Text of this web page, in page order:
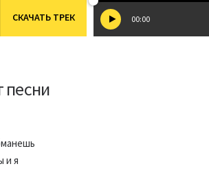
СКАЧАТЬ ТРЕК 00:00
песни
и я